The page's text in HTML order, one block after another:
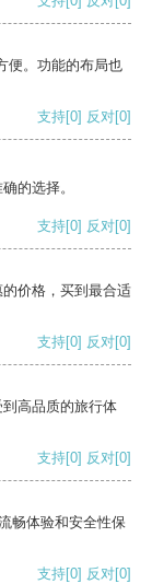
便。功能的布局也
支持[0] 反对[0]
的选择。
支持[0] 反对[0]
价格，买到最合适
支持[0] 反对[0]
高品质的旅行体
支持[0] 反对[0]
畅体验和安全性保
支持[0] 反对[0]